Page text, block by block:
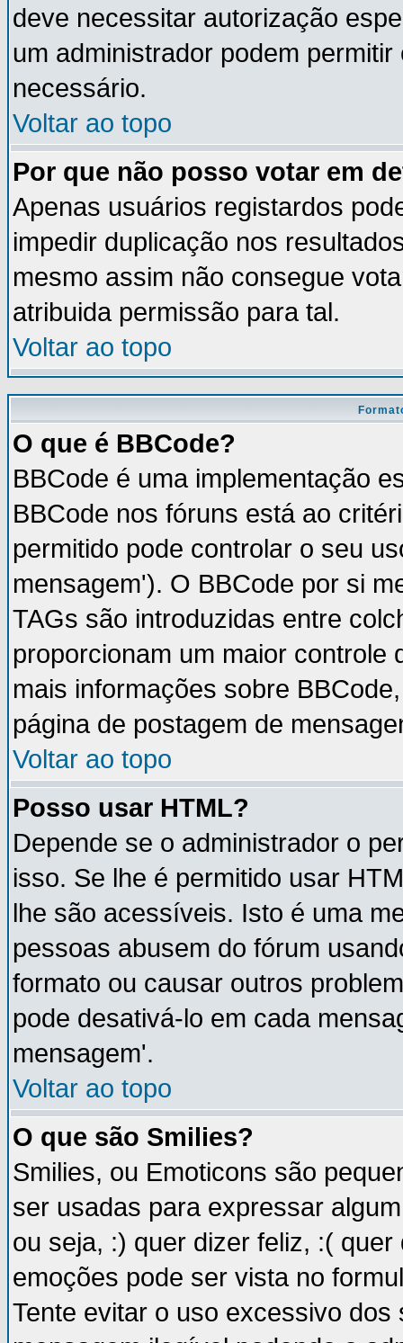
deve necessitar autorização
um administrador podem
necessário.
Voltar ao topo
Por que não posso votar em
Apenas usuários registardos
impedir duplicação nos
mesmo assim não consegue
atribuida permissão para tal.
Voltar ao topo
O que é BBCode?
BBCode é uma implementação
BBCode nos fóruns está ao
permitido pode controlar o seu
mensagem'). O BBCode por si
TAGs são introduzidas entre
proporcionam um maior controle
mais informações sobre
página de postagem de
Voltar ao topo
Posso usar HTML?
Depende se o administrador o
isso. Se lhe é permitido usar
lhe são acessíveis. Isto é uma
pessoas abusem do fórum
formato ou causar outros
pode desativá-lo em cada
mensagem'.
Voltar ao topo
O que são Smilies?
Smilies, ou Emoticons são
ser usadas para expressar
ou seja, :) quer dizer feliz, :(
emoções pode ser vista no
Tente evitar o uso excessivo